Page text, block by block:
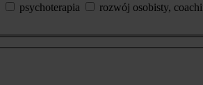
psychoterapia rozwój osobisty,